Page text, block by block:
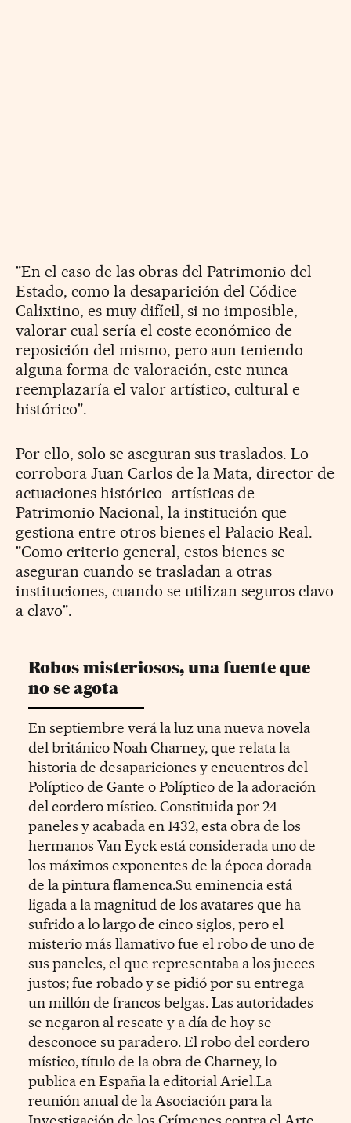
"En el caso de las obras del Patrimonio del
Estado, como la desaparición del Códice
Calixtino, es muy difícil, si no imposible,
valorar cual sería el coste económico de
reposición del mismo, pero aun teniendo
alguna forma de valoración, este nunca
reemplazaría el valor artístico, cultural e
histórico".
Por ello, solo se aseguran sus traslados. Lo
corrobora Juan Carlos de la Mata, director de
actuaciones histórico- artísticas de
Patrimonio Nacional, la institución que
gestiona entre otros bienes el Palacio Real.
"Como criterio general, estos bienes se
aseguran cuando se trasladan a otras
instituciones, cuando se utilizan seguros clavo
a clavo".
Robos misteriosos, una fuente que
no se agota
En septiembre verá la luz una nueva novela
del británico Noah Charney, que relata la
historia de desapariciones y encuentros del
Políptico de Gante o Políptico de la adoración
del cordero místico. Constituida por 24
paneles y acabada en 1432, esta obra de los
hermanos Van Eyck está considerada uno de
los máximos exponentes de la época dorada
de la pintura flamenca.Su eminencia está
ligada a la magnitud de los avatares que ha
sufrido a lo largo de cinco siglos, pero el
misterio más llamativo fue el robo de uno de
sus paneles, el que representaba a los jueces
justos; fue robado y se pidió por su entrega
un millón de francos belgas. Las autoridades
se negaron al rescate y a día de hoy se
desconoce su paradero. El robo del cordero
místico, título de la obra de Charney, lo
publica en España la editorial Ariel.La
reunión anual de la Asociación para la